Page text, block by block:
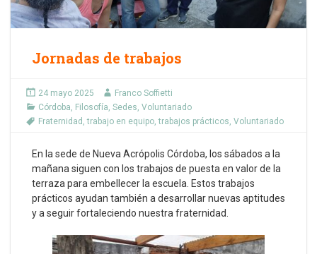
Jornadas de trabajos
24 mayo 2025
Franco Soffietti
Córdoba, Filosofía, Sedes, Voluntariado
Fraternidad ,trabajo en equipo,trabajos prácticos, Voluntariado
En la sede de Nueva Acrópolis Córdoba, los sábados a la
mañana siguen con los trabajos de puesta en valor de la
terraza para embellecer la escuela. Estos trabajos
prácticos ayudan también a desarrollar nuevas aptitudes
y a seguir fortaleciendo nuestra fraternidad.